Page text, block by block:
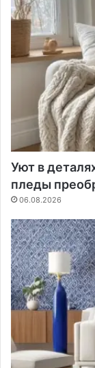
Уют в
пледы
06.08.2026